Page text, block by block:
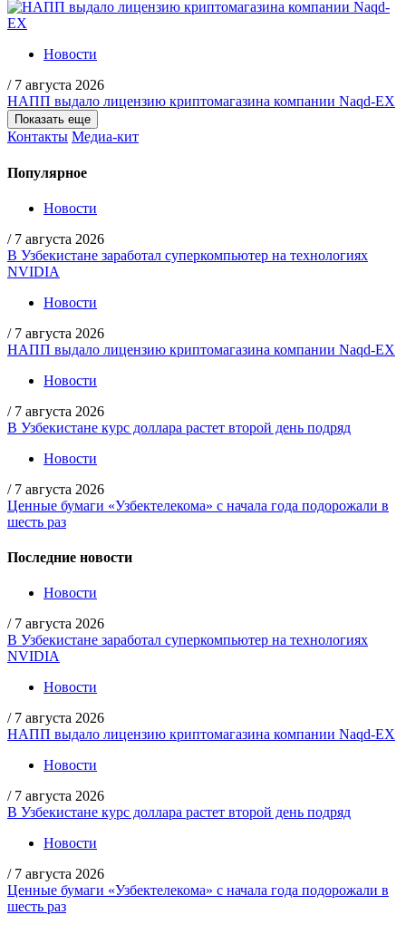
Новости
/ 7 августа 2026
НАПП выдало лицензию криптомагазина компании Naqd-EX
Показать еще
Контакты Медиа-кит
Популярное
Новости
/ 7 августа 2026
В Узбекистане заработал суперкомпьютер на технологиях
NVIDIA
Новости
/ 7 августа 2026
НАПП выдало лицензию криптомагазина компании Naqd-EX
Новости
/ 7 августа 2026
В Узбекистане курс доллара растет второй день подряд
Новости
/ 7 августа 2026
Ценные бумаги «Узбектелекома» с начала года подорожали в
шесть раз
Последние новости
Новости
/ 7 августа 2026
В Узбекистане заработал суперкомпьютер на технологиях
NVIDIA
Новости
/ 7 августа 2026
НАПП выдало лицензию криптомагазина компании Naqd-EX
Новости
/ 7 августа 2026
В Узбекистане курс доллара растет второй день подряд
Новости
/ 7 августа 2026
Ценные бумаги «Узбектелекома» с начала года подорожали в
шесть раз